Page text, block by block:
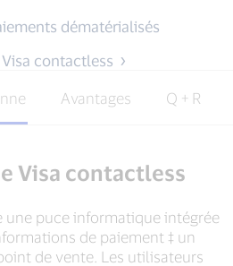
dématérialisés
contactless
Avantages Q + R
Visa contactless
une puce informatique intégrée
de paiement ‡ un
de vente. Les utilisateurs